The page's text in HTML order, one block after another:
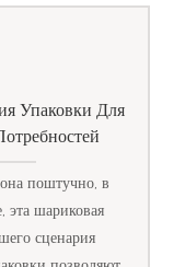
Упаковки Для
поштучно, в
эта шариковая
сценария